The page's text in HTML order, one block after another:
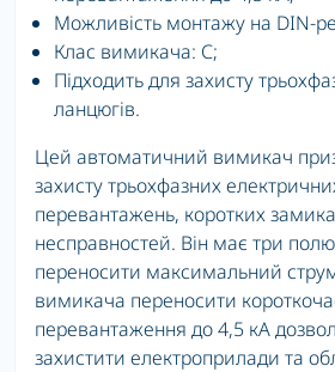
Можливість монтажу на DIN-
Клас вимикача: С;
Підходить для захисту
ланцюгів.
Цей автоматичний вимикач
захисту трьохфазних
перевантажень, коротких
несправностей. Він має три
переносити максимальний
вимикача переносити
перевантаження до 4,5 кА
захистити електроприлади та